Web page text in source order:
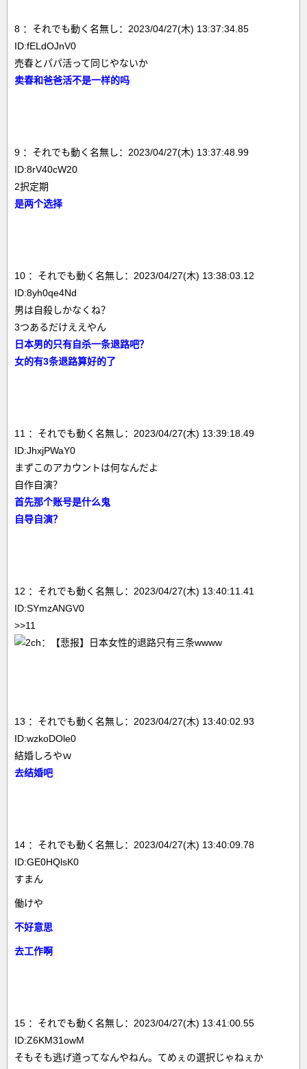
8 ：それでも動く名無し：2023/04/27(木) 13:37:34.85
ID:fELdOJnV0
売春とパパ活って同じやないか
卖春和爸爸活不是一样的吗
9 ：それでも動く名無し：2023/04/27(木) 13:37:48.99
ID:8rV40cW20
2択定期
是两个选择
10 ：それでも動く名無し：2023/04/27(木) 13:38:03.12
ID:8yh0qe4Nd
男は自殺しかなくね？
3つあるだけええやん
日本男的只有自杀一条退路吧？
女的有3条退路算好的了
11 ：それでも動く名無し：2023/04/27(木) 13:39:18.49
ID:JhxjPWaY0
まずこのアカウントは何なんだよ
自作自演？
首先那个账号是什么鬼
自导自演？
12 ：それでも動く名無し：2023/04/27(木) 13:40:11.41
ID:SYmzANGV0
>>11
13 ：それでも動く名無し：2023/04/27(木) 13:40:02.93
ID:wzkoDOle0
結婚しろやｗ
去结婚吧
14 ：それでも動く名無し：2023/04/27(木) 13:40:09.78
ID:GE0HQlsK0
すまん
働けや
不好意思
去工作啊
15 ：それでも動く名無し：2023/04/27(木) 13:41:00.55
ID:Z6KM31owM
そもそも逃げ道ってなんやねん。てめぇの選択じゃねぇか